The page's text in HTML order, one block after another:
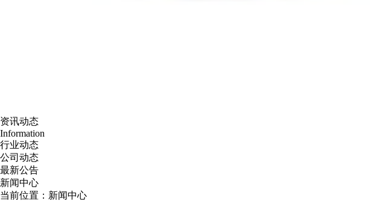
资讯动态
Information
行业动态
公司动态
最新公告
新闻中心
当前位置： 新闻中心